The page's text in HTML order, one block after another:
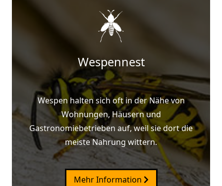
Wespennest
Wespen halten sich oft in der Nähe von
Wohnungen, Häusern und
Gastronomiebetrieben auf, weil sie dort die
meiste Nahrung wittern.
Mehr Information